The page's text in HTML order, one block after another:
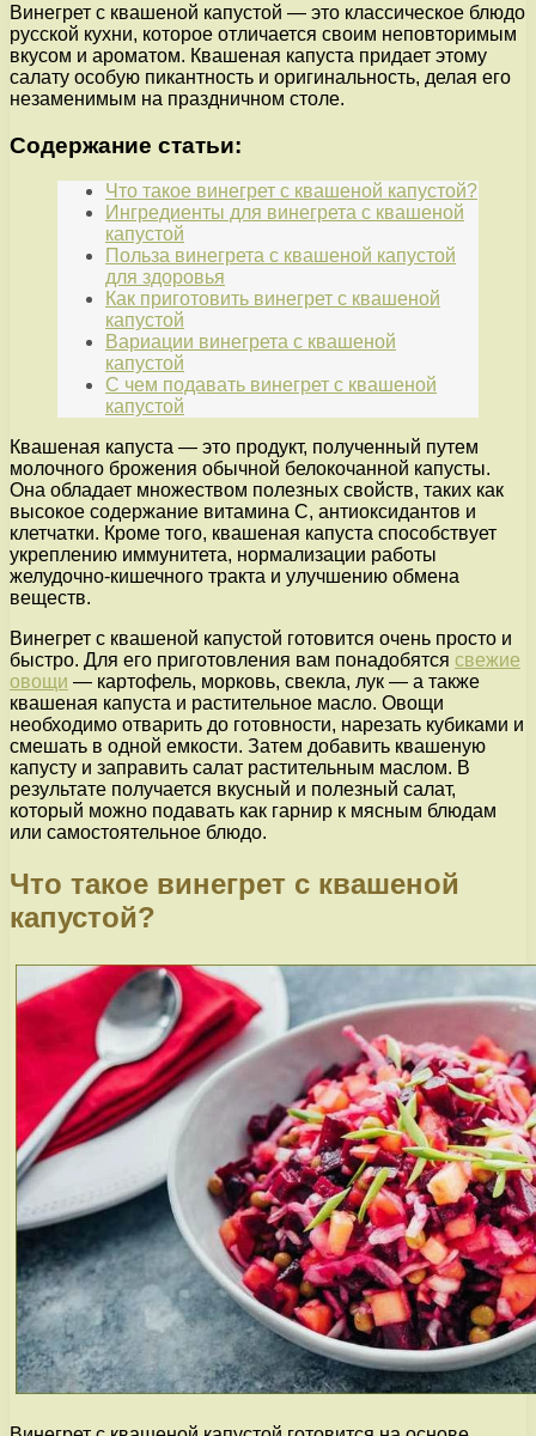
Винегрет с квашеной капустой — это классическое блюдо
русской кухни, которое отличается своим неповторимым
вкусом и ароматом. Квашеная капуста придает этому
салату особую пикантность и оригинальность, делая его
незаменимым на праздничном столе.
Содержание статьи:
Что такое винегрет с квашеной капустой?
Ингредиенты для винегрета с квашеной
капустой
Польза винегрета с квашеной капустой
для здоровья
Как приготовить винегрет с квашеной
капустой
Вариации винегрета с квашеной
капустой
С чем подавать винегрет с квашеной
капустой
Квашеная капуста — это продукт, полученный путем
молочного брожения обычной белокочанной капусты.
Она обладает множеством полезных свойств, таких как
высокое содержание витамина С, антиоксидантов и
клетчатки. Кроме того, квашеная капуста способствует
укреплению иммунитета, нормализации работы
желудочно-кишечного тракта и улучшению обмена
веществ.
Винегрет с квашеной капустой готовится очень просто и
быстро. Для его приготовления вам понадобятся свежие
овощи — картофель, морковь, свекла, лук — а также
квашеная капуста и растительное масло. Овощи
необходимо отварить до готовности, нарезать кубиками и
смешать в одной емкости. Затем добавить квашеную
капусту и заправить салат растительным маслом. В
результате получается вкусный и полезный салат,
который можно подавать как гарнир к мясным блюдам
или самостоятельное блюдо.
Что такое винегрет с квашеной
капустой?